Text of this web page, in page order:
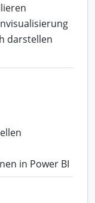
darstellen
in Power BI